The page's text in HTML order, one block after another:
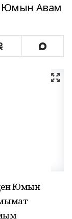
Юмын Авам
Юмын